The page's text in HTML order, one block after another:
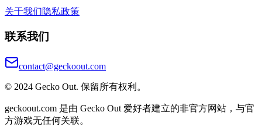
关于我们隐私政策
联系我们
contact@geckoout.com
© 2024 Gecko Out. 保留所有权利。
geckoout.com 是由 Gecko Out 爱好者建立的非官方网站，与官
方游戏无任何关联。